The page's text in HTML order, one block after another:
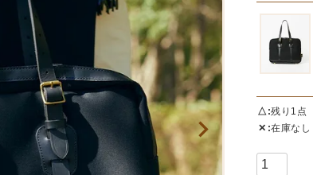
△ 残り1点
✕ 在庫なし